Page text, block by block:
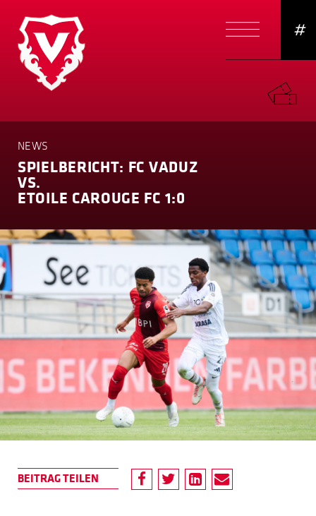
#
NEWS
SPIELBERICHT: FC VADUZ
VS.
ETOILE CAROUGE FC 1:0